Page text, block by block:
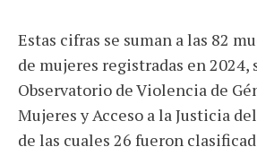
Estas cifras se suman a las 82
de mujeres registradas en 2024,
Observatorio de Violencia de
Mujeres y Acceso a la Justicia
de las cuales 26 fueron